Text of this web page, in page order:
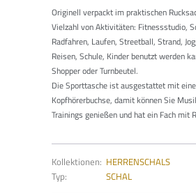
Originell verpackt im praktischen
Vielzahl von Aktivitäten: Fitnessstudio,
Radfahren, Laufen, Streetball, Strand,
Reisen, Schule, Kinderbenutzt werden
Shopper oder Turnbeutel.
Die Sporttasche ist ausgestattet mit
Kopfhörerbuchse, damit können Sie
Trainings genießen und hat ein Fach mit
Kollektionen: HERRENSCHALS
Typ:
SCHAL